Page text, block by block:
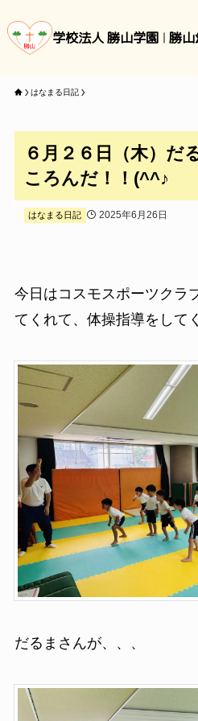
学校法人 勝山学園 勝
はなまる日記
６月２６日（木）だ
ころんだ！！(^^♪
はなまる日記 2025年6月26日
今日はコスモスポーツクラ
てくれて、体操指導をして
だるまさんが、、、